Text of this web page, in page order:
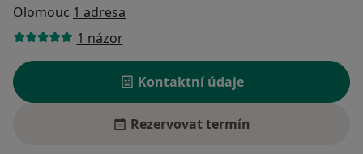
Olomouc 1 adresa
1 názor
Kontaktní údaje
Rezervovat termín